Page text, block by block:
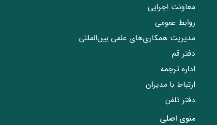
معاونت اجرایی
روابط عمومی
مدیریت همکاری‌های علمی بین‌المللی
دفتر قم
اداره ترجمه
ارتباط با مدیران
دفتر تلفن
منوی اصلی